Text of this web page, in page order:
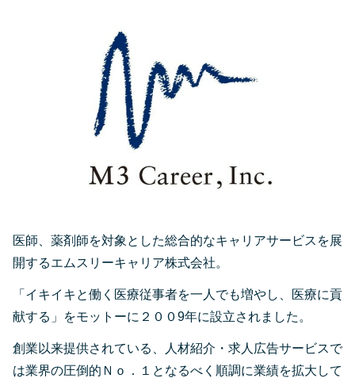
医師、薬剤師を対象とした総合的なキャリアサービスを展
開するエムスリーキャリア株式会社。
「イキイキと働く医療従事者を一人でも増やし、医療に貢
献する」をモットーに２００9年に設立されました。
創業以来提供されている、人材紹介・求人広告サービスで
は業界の圧倒的Ｎｏ．１となるべく順調に業績を拡大して